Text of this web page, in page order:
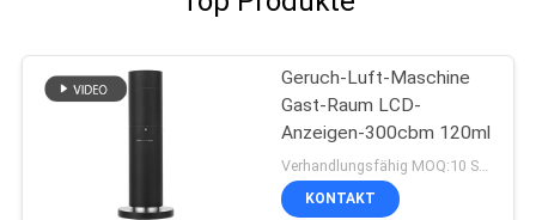
Geruch-Luft-Maschine
Gast-Raum LCD-
Anzeigen-300cbm 120ml
KONTAKT